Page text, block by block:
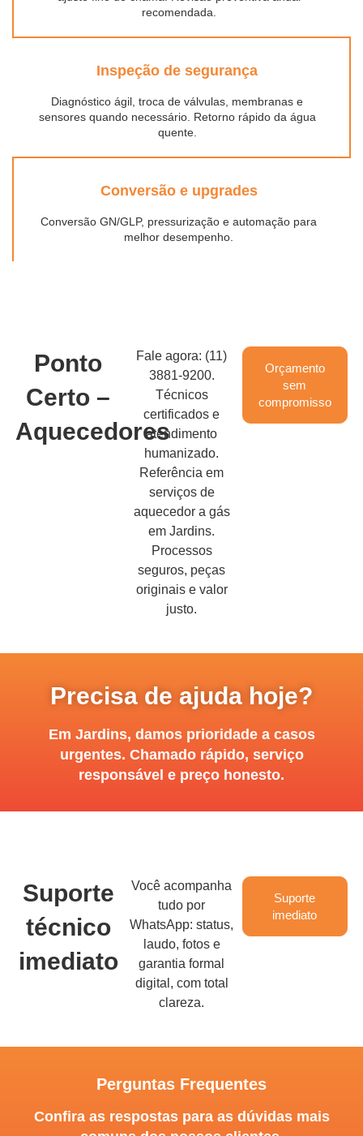
recomendada.
Inspeção de segurança
Diagnóstico ágil, troca de válvulas, membranas e
sensores quando necessário. Retorno rápido da água
quente.
Conversão e upgrades
Conversão GN/GLP, pressurização e automação para
melhor desempenho.
Ponto
Certo –
Aquecedores
Fale agora: (11)
3881-9200.
Técnicos
certificados e
atendimento
humanizado.
Referência em
serviços de
aquecedor a gás
em Jardins.
Processos
seguros, peças
originais e valor
justo.
Orçamento
sem
compromisso
Precisa de ajuda hoje?
Em Jardins, damos prioridade a casos
urgentes. Chamado rápido, serviço
responsável e preço honesto.
Suporte
técnico
imediato
Você acompanha
tudo por
WhatsApp: status,
laudo, fotos e
garantia formal
digital, com total
clareza.
Suporte
imediato
Perguntas Frequentes
Confira as respostas para as dúvidas mais